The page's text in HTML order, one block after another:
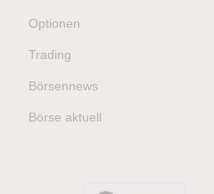
Optionen
Trading
Börsennews
Börse aktuell